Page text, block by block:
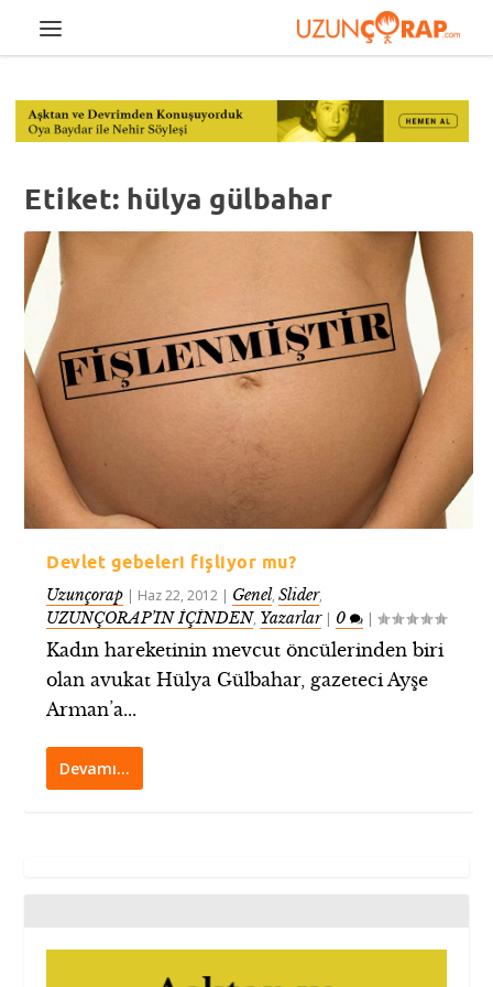
Etiket: hülya gülbahar
Devlet gebeleri fişliyor mu?
Uzunçorap | Haz 22, 2012 | Genel,Slider,
UZUNÇORAP’IN İÇİNDEN, Yazarlar| 0 |
Kadın hareketinin mevcut öncülerinden biri
olan avukat Hülya Gülbahar, gazeteci Ayşe
Arman’a...
Devamı…